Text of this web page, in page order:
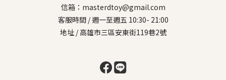
信箱：masterdtoy@gmail.com
客服時間 / 週一至週五 10:30- 21:00
地址 / 高雄市三區安東街119巷2號